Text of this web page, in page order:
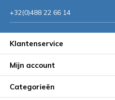
+32(0)488 22 66 14
Klantenservice
Mijn account
Categorieën